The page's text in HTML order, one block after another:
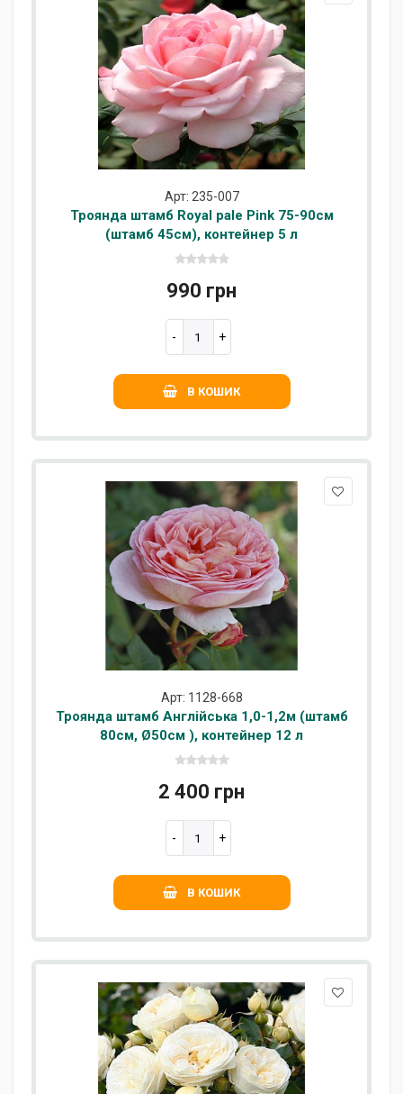
Арт: 235-007
Троянда штамб Royal pale Pink 75-90см
(штамб 45см), контейнер 5 л
990 грн
В КОШИК
Арт: 1128-668
Троянда штамб Англійська 1,0-1,2м (штамб
80см, Ø50см ), контейнер 12 л
2 400 грн
В КОШИК